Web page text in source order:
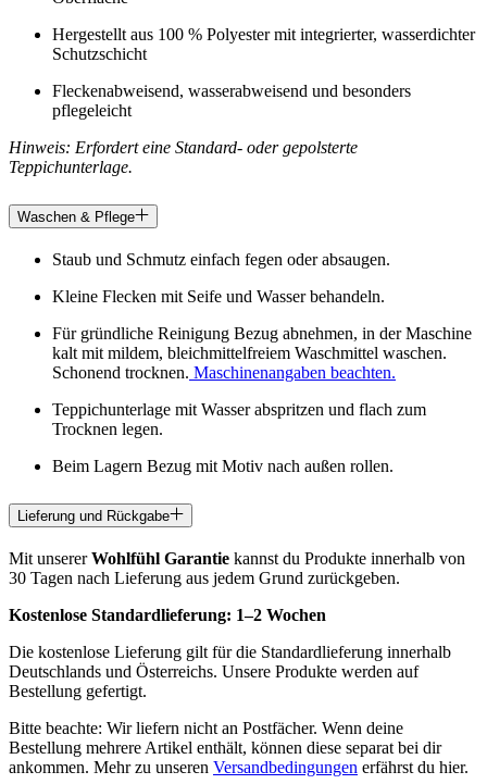
Hergestellt aus 100 % Polyester mit integrierter, wasserdichter
Schutzschicht
Fleckenabweisend, wasserabweisend und besonders
pflegeleicht
Hinweis: Erfordert eine Standard- oder gepolsterte
Teppichunterlage.
Waschen & Pflege
Staub und Schmutz einfach fegen oder absaugen.
Kleine Flecken mit Seife und Wasser behandeln.
Für gründliche Reinigung Bezug abnehmen, in der Maschine
kalt mit mildem, bleichmittelfreiem Waschmittel waschen.
Schonend trocknen. Maschinenangaben beachten.
Teppichunterlage mit Wasser abspritzen und flach zum
Trocknen legen.
Beim Lagern Bezug mit Motiv nach außen rollen.
Lieferung und Rückgabe
Mit unsererWohlfühl Garantie kannst du Produkte innerhalb von
30 Tagen nach Lieferung aus jedem Grund zurückgeben.
Kostenlose Standardlieferung: 1–2 Wochen
Die kostenlose Lieferung gilt für die Standardlieferung innerhalb
Deutschlands und Österreichs. Unsere Produkte werden auf
Bestellung gefertigt.
Bitte beachte: Wir liefern nicht an Postfächer. Wenn deine
Bestellung mehrere Artikel enthält, können diese separat bei dir
ankommen. Mehr zu unseren Versandbedingungen erfährst du hier.